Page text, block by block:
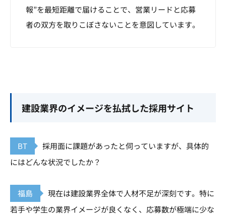
報”を最短距離で届けることで、営業リードと応募
者の双方を取りこぼさないことを意図しています。
建設業界のイメージを払拭した採用サイト
BT
採用面に課題があったと伺っていますが、具体的
にはどんな状況でしたか？
福島
現在は建設業界全体で人材不足が深刻です。特に
若手や学生の業界イメージが良くなく、応募数が極端に少な